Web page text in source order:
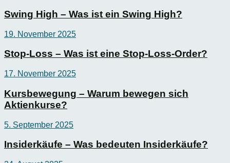
Swing High – Was ist ein Swing High?
19. November 2025
Stop-Loss – Was ist eine Stop-Loss-Order?
17. November 2025
Kursbewegung – Warum bewegen sich
Aktienkurse?
5. September 2025
Insiderkäufe – Was bedeuten Insiderkäufe?